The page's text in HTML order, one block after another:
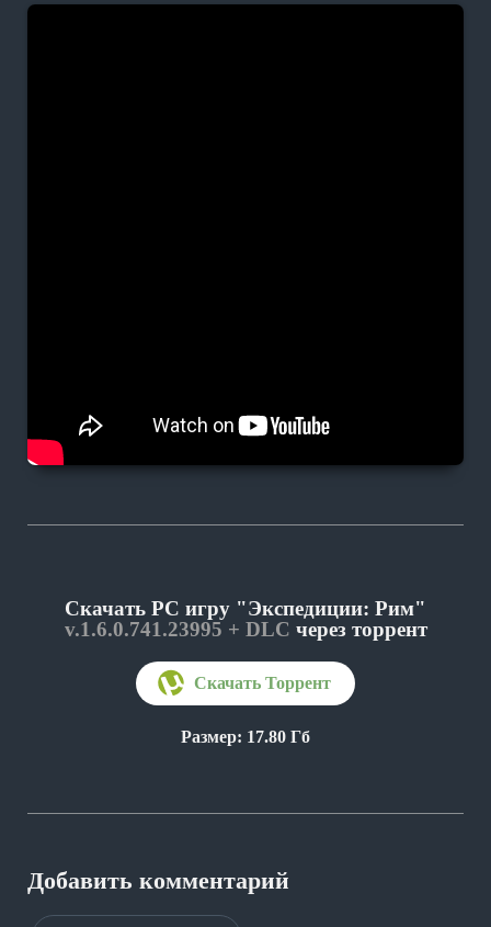
Скачать PC игру "Экспедиции: Рим"
v.1.6.0.741.23995 + DLC через торрент
Размер: 17.80 Гб
Добавить комментарий